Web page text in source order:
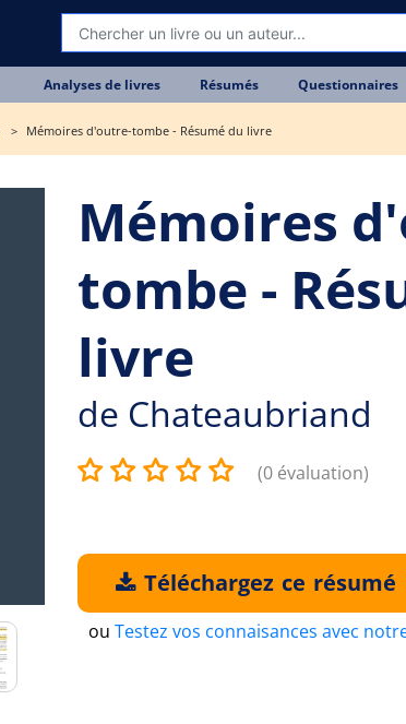
Analyses de livres Résumés Questionnaires
Mémoires d'outre-tombe - Résumé du livre
Mémoires
tombe -
livre
de Chateaubriand
(0 évaluation)
Téléchargez ce résumé
ou Testez vos connaisances avec